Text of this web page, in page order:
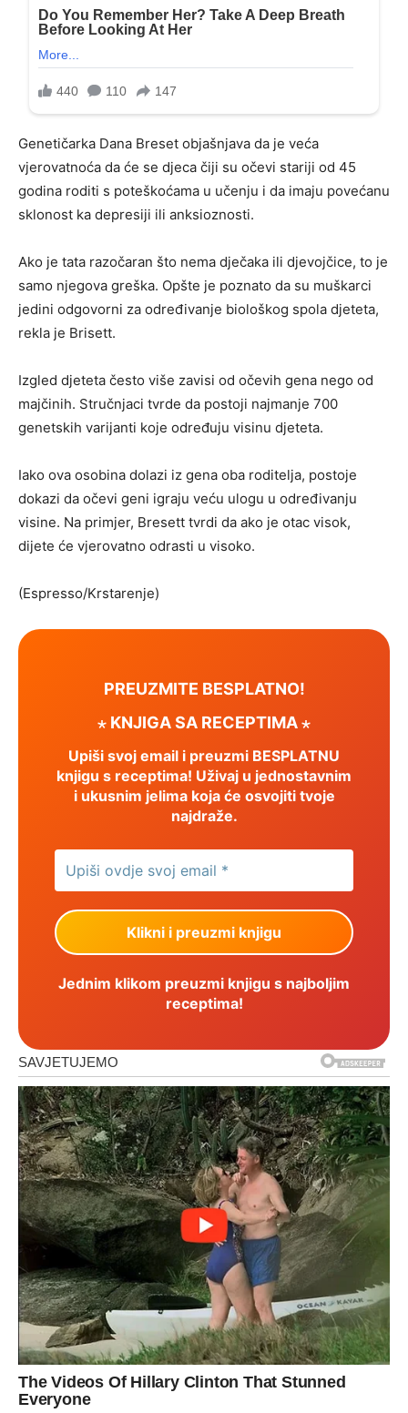
Genetičarka Dana Breset objašnjava da je veća
vjerovatnoća da će se djeca čiji su očevi stariji od 45
godina roditi s poteškoćama u učenju i da imaju povećanu
sklonost ka depresiji ili anksioznosti.
Ako je tata razočaran što nema dječaka ili djevojčice, to je
samo njegova greška. Opšte je poznato da su muškarci
jedini odgovorni za određivanje biološkog spola djeteta,
rekla je Brisett.
Izgled djeteta često više zavisi od očevih gena nego od
majčinih. Stručnjaci tvrde da postoji najmanje 700
genetskih varijanti koje određuju visinu djeteta.
Iako ova osobina dolazi iz gena oba roditelja, postoje
dokazi da očevi geni igraju veću ulogu u određivanju
visine. Na primjer, Bresett tvrdi da ako je otac visok,
dijete će vjerovatno odrasti u visoko.
(Espresso/Krstarenje)
PREUZMITE BESPLATNO!
⋆ KNJIGA SA RECEPTIMA ⋆
Upiši svoj email i preuzmi BESPLATNU
knjigu s receptima! Uživaj u jednostavnim
i ukusnim jelima koja će osvojiti tvoje
najdraže.
Jednim klikom preuzmi knjigu s najboljim
receptima!